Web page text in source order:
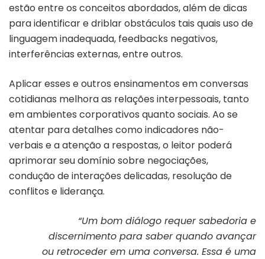
estão entre os conceitos abordados, além de dicas
para identificar e driblar obstáculos tais quais uso de
linguagem inadequada, feedbacks negativos,
interferências externas, entre outros.
Aplicar esses e outros ensinamentos em conversas
cotidianas melhora as relações interpessoais, tanto
em ambientes corporativos quanto sociais. Ao se
atentar para detalhes como indicadores não-
verbais e a atenção a respostas, o leitor poderá
aprimorar seu domínio sobre negociações,
condução de interações delicadas, resolução de
conflitos e liderança.
“Um bom diálogo requer sabedoria e
discernimento para saber quando avançar
ou retroceder em uma conversa. Essa é uma